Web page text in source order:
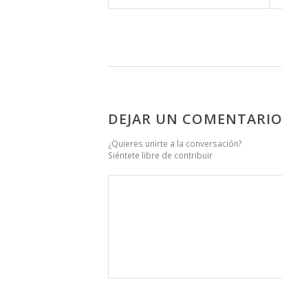
DEJAR UN COMENTARIO
¿Quieres unirte a la conversación?
Siéntete libre de contribuir